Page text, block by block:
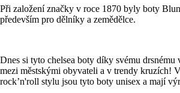
Při založení značky v roce 1870 byly boty
především pro dělníky a zemědělce.
Dnes si tyto chelsea boty díky svému drsnému
mezi městskými obyvateli a v trendy kruzích!
rock’n'roll stylu jsou tyto boty unisex a mají